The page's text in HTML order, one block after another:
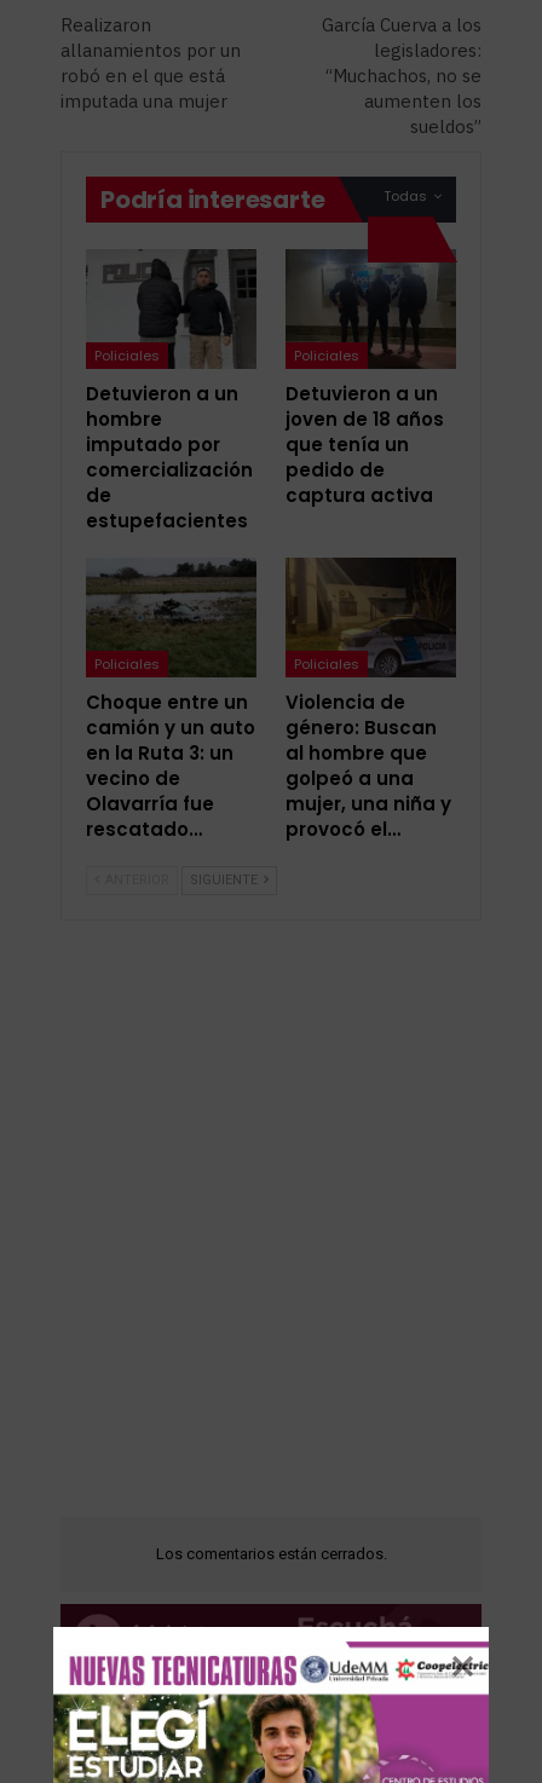
Realizaron
allanamientos por un
robó en el que está
imputada una mujer
García Cuerva a los
legisladores:
“Muchachos, no se
aumenten los
sueldos”
Todas
Podría interesarte
Policiales
Detuvieron a un
hombre
imputado por
comercialización
de
estupefacientes
Policiales
Detuvieron a un
joven de 18 años
que tenía un
pedido de
captura activa
Policiales
Choque entre un
camión y un auto
en la Ruta 3: un
vecino de
Olavarría fue
rescatado…
Policiales
Violencia de
género: Buscan
al hombre que
golpeó a una
mujer, una niña y
provocó el…
SIGUIENTE
Los comentarios están cerrados.